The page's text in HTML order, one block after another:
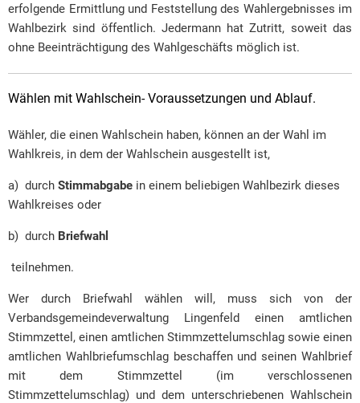
erfolgende Ermittlung und Feststellung des Wahlergebnisses im
Wahlbezirk sind öffentlich. Jedermann hat Zutritt, soweit das
ohne Beeinträchtigung des Wahlgeschäfts möglich ist.
Wählen mit Wahlschein- Voraussetzungen und Ablauf.
Wähler, die einen Wahlschein haben, können an der Wahl im
Wahlkreis, in dem der Wahlschein ausgestellt ist,
a) durch Stimmabgabe in einem beliebigen Wahlbezirk dieses
Wahlkreises oder
b) durch Briefwahl
teilnehmen.
Wer durch Briefwahl wählen will, muss sich von der
Verbandsgemeindeverwaltung Lingenfeld einen amtlichen
Stimmzettel, einen amtlichen Stimmzettelumschlag sowie einen
amtlichen Wahlbriefumschlag beschaffen und seinen Wahlbrief
mit dem Stimmzettel (im verschlossenen
Stimmzettelumschlag) und dem unterschriebenen Wahlschein